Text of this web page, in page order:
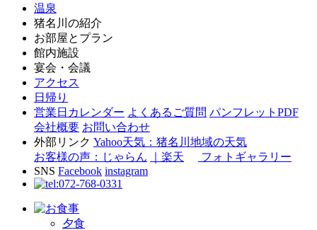
温泉
猪名川の紹介
お部屋とプラン
館内施設
宴会・会議
アクセス
日帰り
営業日カレンダー よくあるご質問 パンフレットPDF
会社概要 お問い合わせ
外部リンク Yahoo天気：猪名川地域の天気
お客様の声：じゃらん
｜楽天
フォトギャラリー
SNS Facebook instagram
夕食